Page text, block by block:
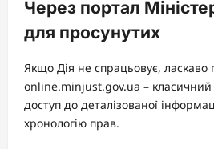
Через портал
для просунутих
Якщо Дія не спрацьовує, ласкаво
online.minjust.gov.ua – класичний
доступ до деталізованої
хронологію прав.